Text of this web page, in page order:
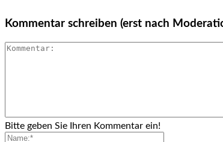
Kommentar schreiben (erst nach
Bitte geben Sie Ihren Kommentar ein!